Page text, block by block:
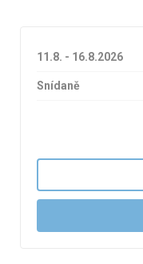
11.8. - 16.8.2026
Snídaně